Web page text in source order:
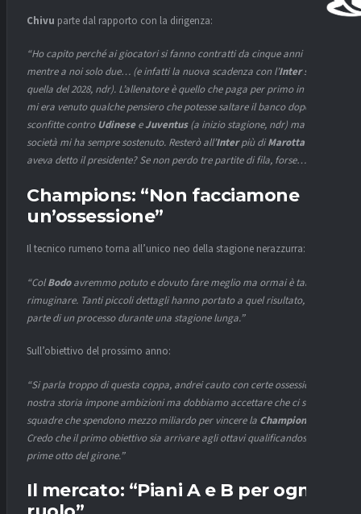
Chivu parte dal rapporto con la dirigenza:
“Ho capito perché ai giocatori si fanno contratti da cinque anni
mentre a noi solo due… (e infatti la nuova scadenza con l’Intersarà
quella del 2028, ndr). L’allenatore è quello che paga per primo in tutto,
mi era venuto qualche pensiero che potesse saltare il banco dopo le
sconfitte controUdineseeJuventus(a inizio stagione, ndr) ma la
società mi ha sempre sostenuto. Resterò all’Interpiù diMarotta
aveva detto il presidente? Se non perdo tre partite di fila, forse…”
Champions: “Non facciamone
un’ossessione”
Il tecnico rumeno torna all’unico neo della stagione nerazzurra:
“ColBodoavremmo potuto e dovuto fare meglio ma ormai è tardi per
rimuginare. Tanti piccoli dettagli hanno portato a quel risultato, fa
parte di un processo durante una stagione lunga.”
Sull’obiettivo del prossimo anno:
“Si parla troppo di questa coppa, andrei cauto con certe ossessioni. La
nostra storia impone ambizioni ma dobbiamo accettare che ci sono
squadre che spendono mezzo miliardo per vincere la Champions
Credo che il primo obiettivo sia arrivare agli ottavi qualificandosi tra le
prime otto del girone.”
Il mercato: “Piani A e B per ogni